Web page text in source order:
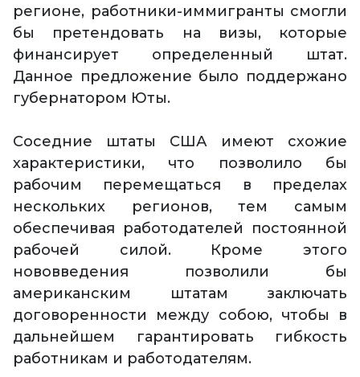
регионе, работники-иммигранты смогли
бы претендовать на визы, которые
финансирует определенный штат.
Данное предложение было поддержано
губернатором Юты.
Соседние штаты США имеют схожие
характеристики, что позволило бы
рабочим перемещаться в пределах
нескольких регионов, тем самым
обеспечивая работодателей постоянной
рабочей силой. Кроме этого
нововведения позволили бы
американским штатам заключать
договоренности между собою, чтобы в
дальнейшем гарантировать гибкость
работникам и работодателям.